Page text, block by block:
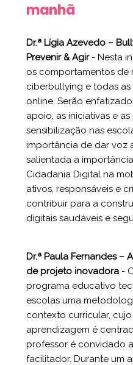
manhã
Dr.ª Lígia Azevedo –
Prevenir & Agir- Nesta
os comportamentos de
ciberbullying e todas
online. Serão
apoio, as iniciativas e
sensibilização nas
importância de dar voz
salientada a
Cidadania Digital na
ativos, responsáveis e
contribuir para a
digitais saudáveis e
Dr.ª Paula Fernandes
de projeto inovadora -
programa educativo
escolas uma
contexto curricular,
aprendizagem é
professor é convidado
facilitador. Durante um